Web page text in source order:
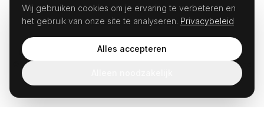
REVIEWS
Musette · Weesperstraat 107, 1018 VN Amsterdam · KvK 99654504
© 2026 Musette.cc. All rights reserved. Not developed or sponsored
Wij gebruiken cookies om je ervaring te verbeteren en
het gebruik van onze site te analyseren. Privacybeleid
Alles accepteren